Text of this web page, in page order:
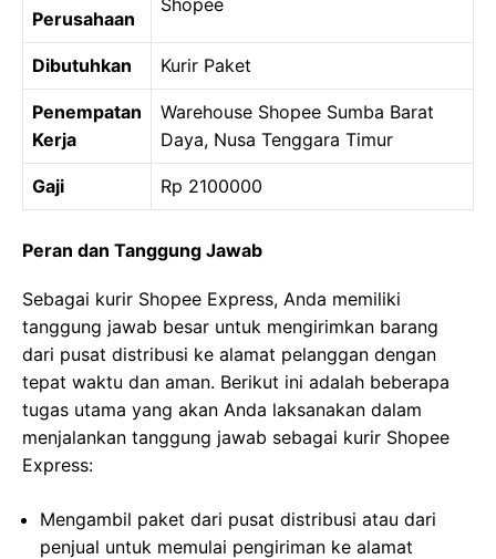
Perusahaan
Shopee
Dibutuhkan Kurir Paket
Penempatan
Kerja
Warehouse Shopee Sumba Barat
Daya, Nusa Tenggara Timur
Gaji Rp 2100000
Peran dan Tanggung Jawab
Sebagai kurir Shopee Express, Anda memiliki
tanggung jawab besar untuk mengirimkan barang
dari pusat distribusi ke alamat pelanggan dengan
tepat waktu dan aman. Berikut ini adalah beberapa
tugas utama yang akan Anda laksanakan dalam
menjalankan tanggung jawab sebagai kurir Shopee
Express:
Mengambil paket dari pusat distribusi atau dari
penjual untuk memulai pengiriman ke alamat